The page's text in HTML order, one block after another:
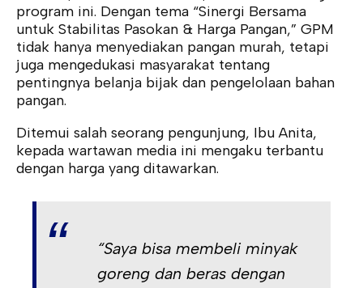
program ini. Dengan tema “Sinergi Bersama
untuk Stabilitas Pasokan & Harga Pangan,” GPM
tidak hanya menyediakan pangan murah, tetapi
juga mengedukasi masyarakat tentang
pentingnya belanja bijak dan pengelolaan bahan
pangan.
Ditemui salah seorang pengunjung, Ibu Anita,
kepada wartawan media ini mengaku terbantu
dengan harga yang ditawarkan.
“Saya bisa membeli minyak
goreng dan beras dengan